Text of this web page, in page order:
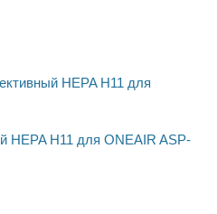
HEPA Н11 для ONEAIR ASP-